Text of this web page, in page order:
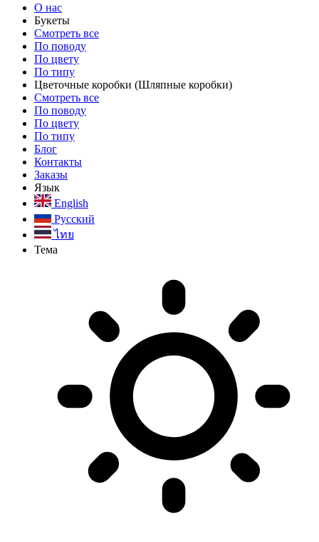
О нас
Букеты
Смотреть все
По поводу
По цвету
По типу
Цветочные коробки (Шляпные коробки)
Смотреть все
По поводу
По цвету
По типу
Блог
Контакты
Заказы
Язык
English
Русский
ไทย
Тема